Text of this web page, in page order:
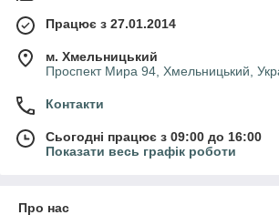
Працює з 27.01.2014
м. Хмельницький
Проспект Мира 94, Хмельницький,
Контакти
Сьогодні працює з 09:00 до 16:00
Показати весь графік роботи
Про нас